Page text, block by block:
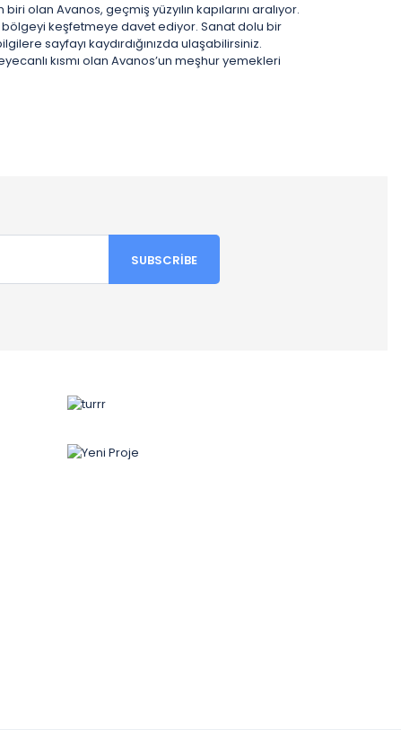
olan Avanos, geçmiş yüzyılın kapılarını aralıyor.
bölgeyi keşfetmeye davet ediyor. Sanat dolu bir
sayfayı kaydırdığınızda ulaşabilirsiniz.
kısmı olan Avanos’un meşhur yemekleri